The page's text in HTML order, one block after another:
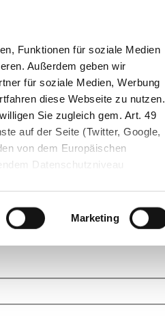
Funktionen für soziale Medien
Außerdem geben wir
für soziale Medien, Werbung
diese Webseite zu nutzen.
Sie zugleich gem. Art. 49
auf der Seite (Twitter, Google,
von dem Europäischen
Datenschutzniveau
Marketing
Ihrem Wissen anderen weiter.